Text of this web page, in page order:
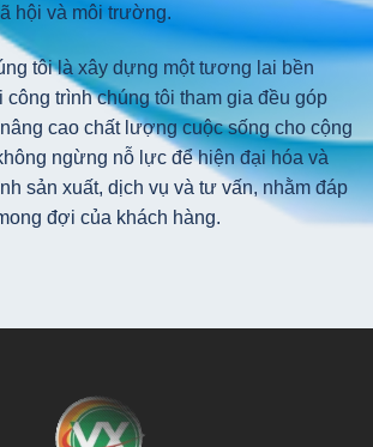
hội và môi trường.
tôi là xây dựng một tương lai bền
trình chúng tôi tham gia đều góp
cao chất lượng cuộc sống cho cộng
ngừng nỗ lực để hiện đại hóa và
sản xuất, dịch vụ và tư vấn, nhằm đáp
đợi của khách hàng.